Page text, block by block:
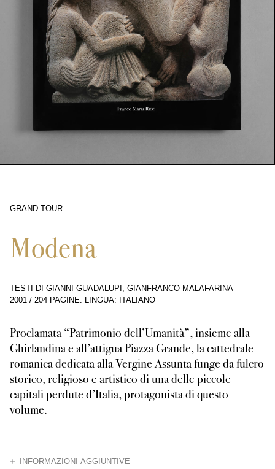
GRAND TOUR
Modena
TESTI DI GIANNI GUADALUPI, GIANFRANCO MALAFARINA
2001 / 204 PAGINE. LINGUA: ITALIANO
Proclamata “Patrimonio dell’Umanità”, insieme alla
Ghirlandina e all’attigua Piazza Grande, la cattedrale
romanica dedicata alla Vergine Assunta funge da fulcro
storico, religioso e artistico di una delle piccole
capitali perdute d’Italia, protagonista di questo
volume.
INFORMAZIONI AGGIUNTIVE